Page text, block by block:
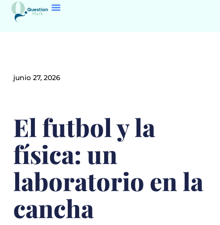
junio 27, 2026
El futbol y la
física: un
laboratorio en la
cancha